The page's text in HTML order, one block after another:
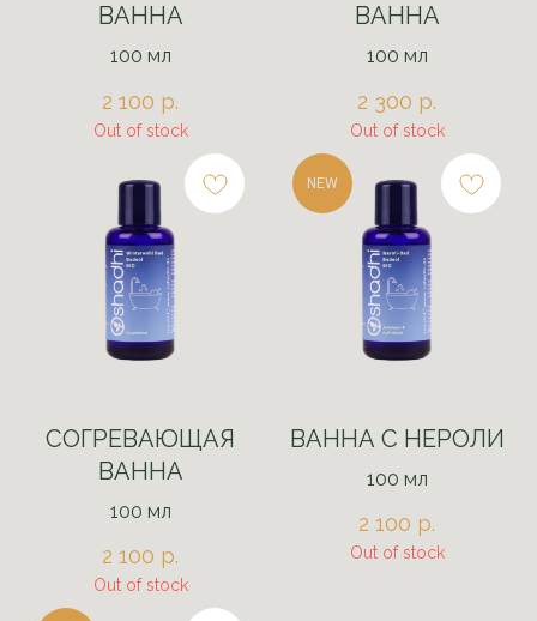
ВАННА
100 мл
2 100 р.
Out of stock
ВАННА
100 мл
2 300 р.
Out of stock
СОГРЕВАЮЩАЯ
ВАННА
100 мл
2 100 р.
Out of stock
NEW
ВАННА С НЕРОЛИ
100 мл
2 100 р.
Out of stock